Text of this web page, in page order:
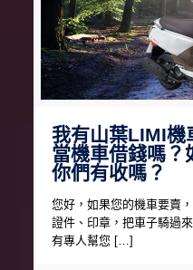
我有山葉LIMI機
當機車借錢嗎？
你們有收嗎？
您好，如果您的機車要賣
證件、印章，把車子騎過
有專人幫您 […]